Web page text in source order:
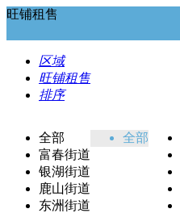
旺铺租售
区域
旺铺租售
排序
全部
富春街道
银湖街道
鹿山街道
东洲街道
全部